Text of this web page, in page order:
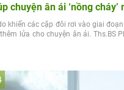
chuyện ân ái ‘nồng
khiến các cặp đôi rơi vào giai đoạn
lửa cho chuyện ân ái. Ths.BS